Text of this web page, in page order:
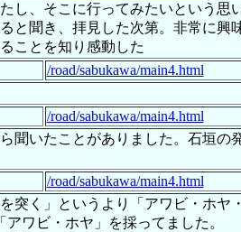
し、そこに行ってみたいという
と聞き、拝見した次第。非常に
ことを知り感動した
/road/sabukawa/main4.html
/road/sabukawa/main4.html
聞いたことがありました。石垣
/road/sabukawa/main4.html
突く」というより「アワビ・ホヤ
ワビ・ホヤ」を採ってました。